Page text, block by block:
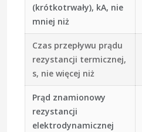
(krótkotrwały), kA, nie
mniej niż
Czas przepływu prądu
rezystancji termicznej,
s, nie więcej niż
Prąd znamionowy
rezystancji
elektrodynamicznej